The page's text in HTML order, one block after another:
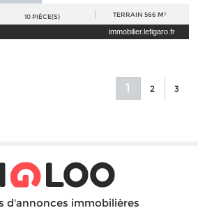
10 PIÈCE(S) TERRAIN 566 M²
immobilier.lefigaro.fr
1 2 3
d'annonces immobilières